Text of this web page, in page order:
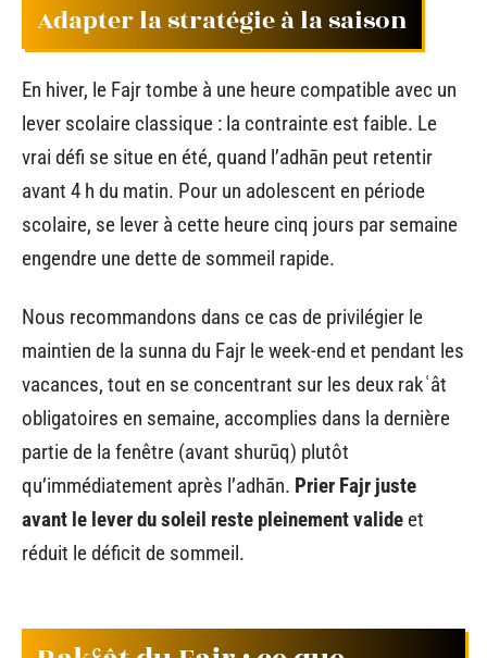
Adapter la stratégie à la saison
En hiver, le Fajr tombe à une heure compatible avec un
lever scolaire classique : la contrainte est faible. Le
vrai défi se situe en été, quand l’adhān peut retentir
avant 4 h du matin. Pour un adolescent en période
scolaire, se lever à cette heure cinq jours par semaine
engendre une dette de sommeil rapide.
Nous recommandons dans ce cas de privilégier le
maintien de la sunna du Fajr le week-end et pendant les
vacances, tout en se concentrant sur les deux rakʿât
obligatoires en semaine, accomplies dans la dernière
partie de la fenêtre (avant shurūq) plutôt
qu’immédiatement après l’adhān. Prier Fajr juste
avant le lever du soleil reste pleinement valide et
réduit le déficit de sommeil.